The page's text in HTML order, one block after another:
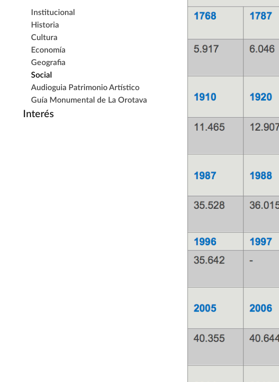
Institucional
Historia
Cultura
Economía
Geografia
Social
Audioguia Patrimonio Artístico
Guía Monumental de La Orotava
Interés